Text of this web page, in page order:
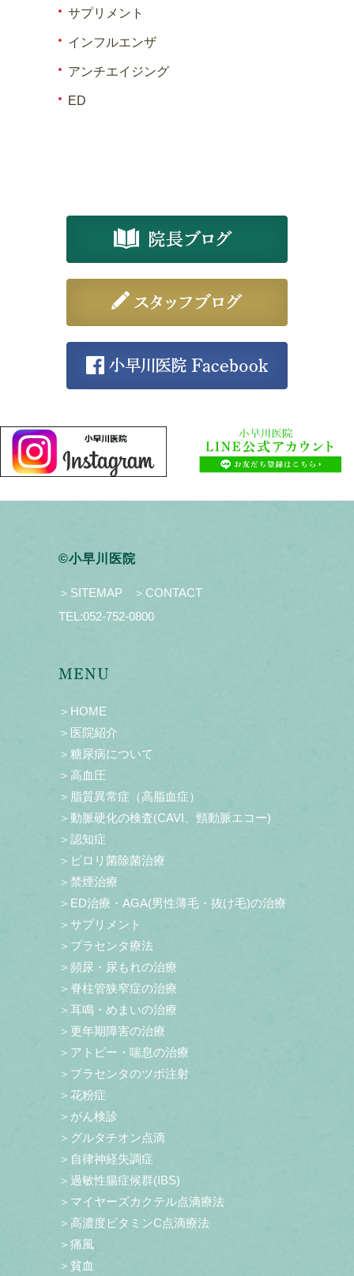
サプリメント
インフルエンザ
アンチエイジング
ED
©小早川医院
＞SITEMAP
＞CONTACT
TEL:052-752-0800
MENU
＞HOME
＞医院紹介
＞糖尿病について
＞高血圧
＞脂質異常症（高脂血症）
＞動脈硬化の検査(CAVI、頸動脈エコー)
＞認知症
＞ピロリ菌除菌治療
＞禁煙治療
＞ED治療・AGA(男性薄毛・抜け毛)の治療
＞サプリメント
＞プラセンタ療法
＞頻尿・尿もれの治療
＞脊柱管狭窄症の治療
＞耳鳴・めまいの治療
＞更年期障害の治療
＞アトピー・喘息の治療
＞プラセンタのツボ注射
＞花粉症
＞がん検診
＞グルタチオン点滴
＞自律神経失調症
＞過敏性腸症候群(IBS)
＞マイヤーズカクテル点滴療法
＞高濃度ビタミンC点滴療法
＞痛風
＞貧血